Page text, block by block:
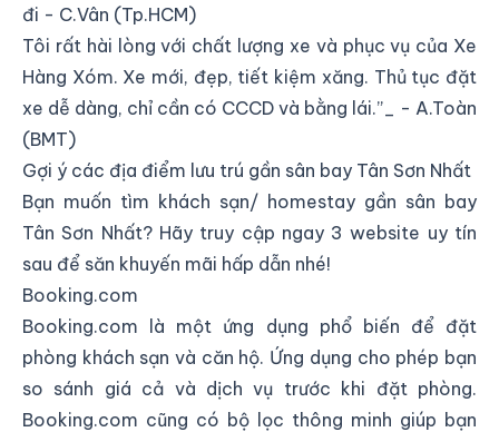
đi - C.Vân (Tp.HCM)
Tôi rất hài lòng với chất lượng xe và phục vụ của Xe
Hàng Xóm. Xe mới, đẹp, tiết kiệm xăng. Thủ tục đặt
xe dễ dàng, chỉ cần có CCCD và bằng lái.”_ - A.Toàn
(BMT)
Gợi ý các địa điểm lưu trú gần sân bay Tân Sơn Nhất
Bạn muốn tìm khách sạn/ homestay gần sân bay
Tân Sơn Nhất? Hãy truy cập ngay 3 website uy tín
sau để săn khuyến mãi hấp dẫn nhé!
Booking.com
Booking.com là một ứng dụng phổ biến để đặt
phòng khách sạn và căn hộ. Ứng dụng cho phép bạn
so sánh giá cả và dịch vụ trước khi đặt phòng.
Booking.com cũng có bộ lọc thông minh giúp bạn